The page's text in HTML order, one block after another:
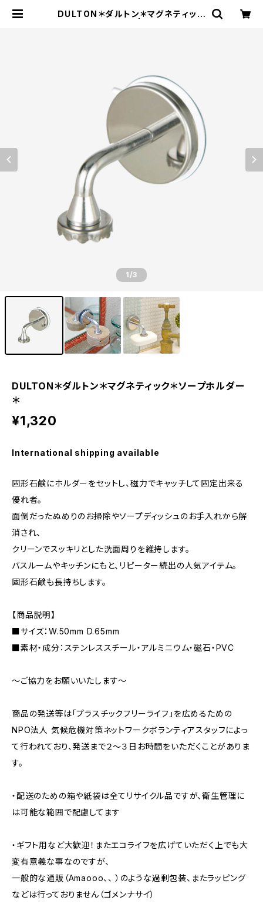
DULTON＊ダルトン＊マグネティック
1/3
DULTON＊ダルトン＊マグネティック＊ソープホルダー
＊
¥1,320
International shipping available
固形石鹸にホルダーをセットし、磁力でキャッチして固定出来る
優れ者。
面倒だったぬめりのお掃除やソープディッシュのお手入れから解
消され、
クリーンでスッキリとした洗面周りを維持します。
バスルームやキッチンにもと、リピーター続出の人気アイテム。
固形石鹸も長持ちします。
【商品説明】
■サイズ：W.50mm D.65mm
■素材・成分：ステンレススチール・アルミニウム・磁石・PVC
～ご協力をお願いいたします～
商品の発送等は「プラスチックフリーライフ」を広めるための
NPO法人 気候危機対策ネットワークボランティアスタッフによっ
て行われており、発送まで２～３日お時間をいただくことがありま
す。
・配送のための箱や紙袋は全てリサイクル品ですが、衛生管理に
は可能な範囲で配慮してます
・ギフト用など大歓迎！またエコライフを広げていただく上でも大
変有意義な事なのですが、
一般的な通販（Amaooo、、 ）のような過剰包装、またラッピング
などは行っておりません（ゴメンナサイ）